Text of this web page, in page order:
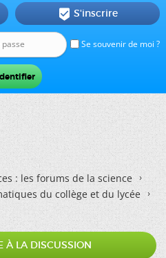
Se souvenir de moi ?
 S'inscrire
: les forums de la science
du collège et du lycée
À LA DISCUSSION